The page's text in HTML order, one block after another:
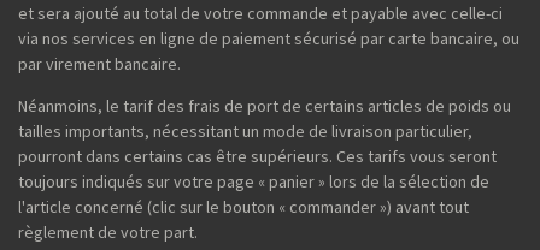
et sera ajouté au total de votre commande et payable avec celle-ci
via nos services en ligne de paiement sécurisé par carte bancaire, ou
par virement bancaire.
Néanmoins, le tarif des frais de port de certains articles de poids ou
tailles importants, nécessitant un mode de livraison particulier,
pourront dans certains cas être supérieurs. Ces tarifs vous seront
toujours indiqués sur votre page « panier » lors de la sélection de
l'article concerné (clic sur le bouton « commander ») avant tout
règlement de votre part.